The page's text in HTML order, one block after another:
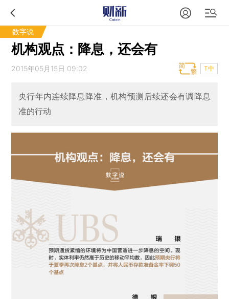
数字说
机构观点：降息，还会有
2015年05月15日 09:02 T中
央行年内连续降息降准，机构预测后续还会有调降息
准的行动